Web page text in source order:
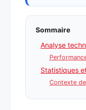
Sommaire
Analyse
Statistiques
Contexte